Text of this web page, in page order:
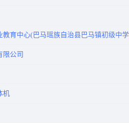
教育中心(巴马瑶族自治县巴马镇初级中
限公司
机